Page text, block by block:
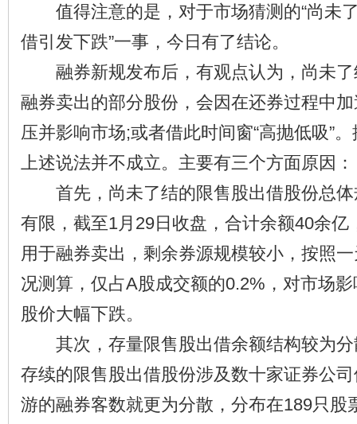
值得注意的是，对于市场猜测的“尚未
借引发下跌”一事，今日有了结论。
融券新规发布后，有观点认为，尚未了
融券卖出的部分股份，会因在还券过程中
压并影响市场;或者借此时间窗“高抛低吸”
上述说法并不成立。主要有三个方面原因：
首先，尚未了结的限售股出借股份总体
有限，截至1月29日收盘，合计余额40余亿
用于融券卖出，剩余券源规模较小，按照
况测算，仅占A股成交额的0.2%，对市场
股价大幅下跌。
其次，存量限售股出借余额结构较为分
存续的限售股出借股份涉及数十家证券公
游的融券客数就更为分散，分布在189只股